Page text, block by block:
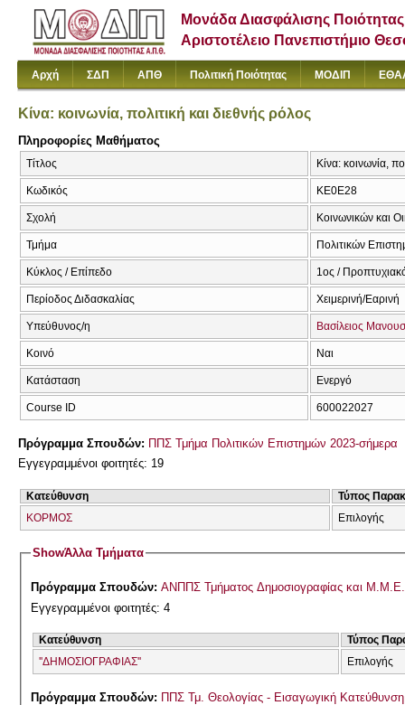
Μονάδα Διασφάλισης Ποιότητας
Αριστοτέλειο Πανεπιστήμιο
Αρχή ΣΔΠ ΑΠΘ Πολιτική Ποιότητας ΜΟΔΙΠ
Κίνα: κοινωνία, πολιτική και διεθνής ρόλος
Πληροφορίες Μαθήματος
Τίτλος Κίνα: κοινωνία,
Κωδικός ΚΕ0Ε28
Σχολή Κοινωνικών και
Τμήμα Πολιτικών
Κύκλος / Επίπεδο 1ος /
Περίοδος Διδασκαλίας Χειμερινή/Εαρινή
Υπεύθυνος/η Βασίλειος
Κοινό Ναι
Κατάσταση Ενεργό
Course ID 600022027
Πρόγραμμα Σπουδών: ΠΠΣ Τμήμα Πολιτικών Επιστημών 2023-σήμερα
Εγγεγραμμένοι φοιτητές: 19
Κατεύθυνση
Τύπος
ΚΟΡΜΟΣ
Επιλογής
ShowΆλλα Τμήματα
Πρόγραμμα Σπουδών:ΑΝΠΠΣ Τμήματος Δημοσιογραφίας και
Εγγεγραμμένοι φοιτητές: 4
Κατεύθυνση
Τύπος
''ΔΗΜΟΣΙΟΓΡΑΦΙΑΣ''
Επιλογής
Πρόγραμμα Σπουδών: ΠΠΣ Τμ. Θεολογίας - Εισαγωγική